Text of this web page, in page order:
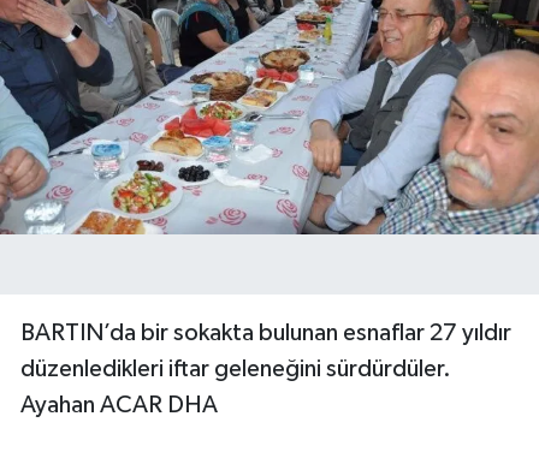
BARTIN’da bir sokakta bulunan esnaflar 27 yıldır
düzenledikleri iftar geleneğini sürdürdüler.
Ayahan ACAR DHA